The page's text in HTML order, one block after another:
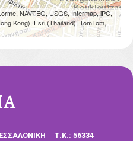
NAVTEQ, USGS, Intermap, iPC,
Kong), Esri (Thailand), TomTom,
Τ.Κ.: 56334